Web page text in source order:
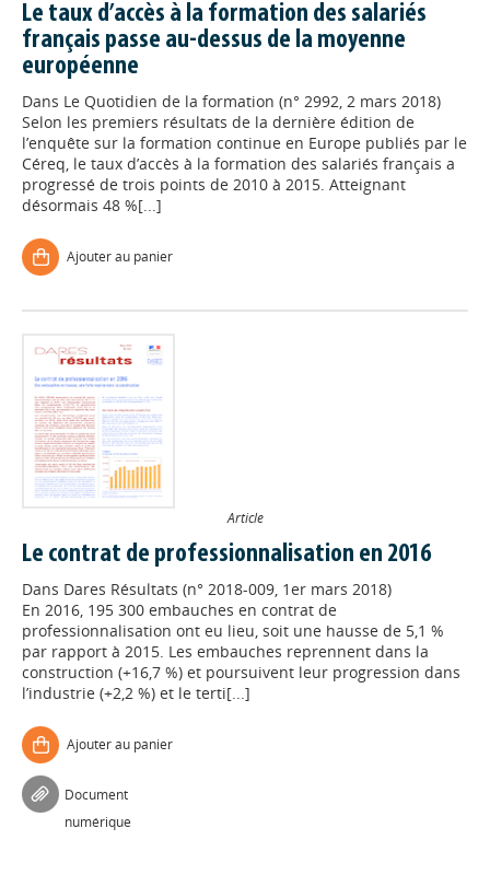
Le taux d’accès à la formation des salariés
français passe au-dessus de la moyenne
européenne
Dans Le Quotidien de la formation (n° 2992, 2 mars 2018)
Selon les premiers résultats de la dernière édition de
l’enquête sur la formation continue en Europe publiés par le
Céreq, le taux d’accès à la formation des salariés français a
progressé de trois points de 2010 à 2015. Atteignant
désormais 48 %[...]
Ajouter au panier
Article
Le contrat de professionnalisation en 2016
Dans Dares Résultats (n° 2018-009, 1er mars 2018)
En 2016, 195 300 embauches en contrat de
professionnalisation ont eu lieu, soit une hausse de 5,1 %
par rapport à 2015. Les embauches reprennent dans la
construction (+16,7 %) et poursuivent leur progression dans
l’industrie (+2,2 %) et le terti[...]
Ajouter au panier
Document
numérique